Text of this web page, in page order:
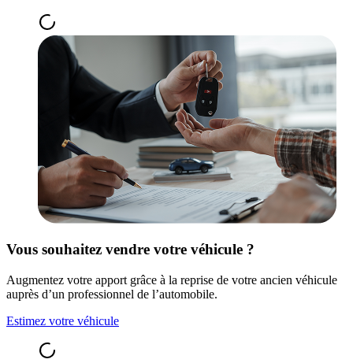
Vous souhaitez vendre votre véhicule ?
Augmentez votre apport grâce à la reprise de votre ancien véhicule
auprès d’un professionnel de l’automobile.
Estimez votre véhicule